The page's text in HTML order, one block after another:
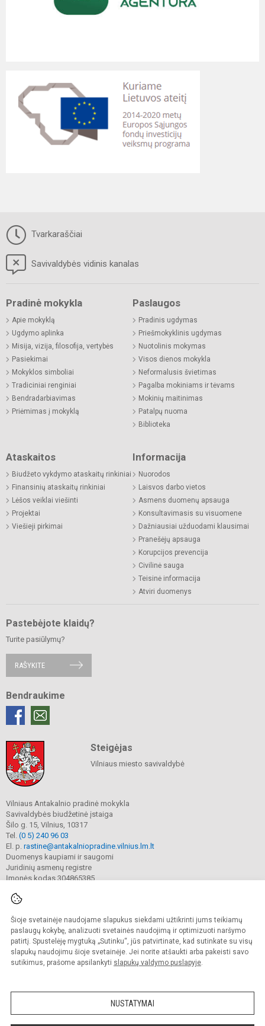
Šioje svetainėje naudojame slapukus siekdami užtikrinti jums teikiamų
paslaugų kokybę, analizuoti svetainės naudojimą ir optimizuoti naršymo
patirtį. Spustelėję mygtuką „Sutinku“, jūs patvirtinate, kad sutinkate su visų
slapukų naudojimu šioje svetainėje. Jei norite atšaukti arba pakeisti savo
sutikimus, prašome apsilankyti slapukų valdymo puslapyje.
NUSTATYMAI
Tvarkaraščiai
Savivaldybės vidinis kanalas
Pradinė mokykla
Apie mokyklą
Ugdymo aplinka
Misija, vizija, filosofija, vertybės
Pasiekimai
Mokyklos simboliai
Tradiciniai renginiai
Bendradarbiavimas
Priėmimas į mokyklą
Paslaugos
Pradinis ugdymas
Priešmokyklinis ugdymas
Nuotolinis mokymas
Visos dienos mokykla
Neformalusis švietimas
Pagalba mokiniams ir tėvams
Mokinių maitinimas
Patalpų nuoma
Biblioteka
Ataskaitos
Biudžeto vykdymo ataskaitų rinkiniai
Finansinių ataskaitų rinkiniai
Lėšos veiklai viešinti
Projektai
Viešieji pirkimai
Informacija
Nuorodos
Laisvos darbo vietos
Asmens duomenų apsauga
Konsultavimasis su visuomene
Dažniausiai užduodami klausimai
Pranešėjų apsauga
Korupcijos prevencija
Civilinė sauga
Teisinė informacija
Atviri duomenys
Pastebėjote klaidų?
Turite pasiūlymų?
RAŠYKITE
Bendraukime
Steigėjas
Vilniaus miesto savivaldybė
Vilniaus Antakalnio pradinė mokykla
Savivaldybės biudžetinė įstaiga
Šilo g. 15, Vilnius, 10317
Tel. (0 5) 240 96 03
El. p. rastine@antakalniopradine.vilnius.lm.lt
Duomenys kaupiami ir saugomi
Juridinių asmenų registre
Įmonės kodas 304865385
© 2023. Vilniaus Antakalnio pradinė mokykla. Visos teisės saugomos.
Kopijuoti turinį be raštiško gimnazijos sutikimo griežtai draudžiama.
Prieinamumo paraiška Slapukų valdymas
Sumanus būdas atnaujinti